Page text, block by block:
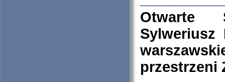
Otwarte
Sylweriusz
przestrzeni